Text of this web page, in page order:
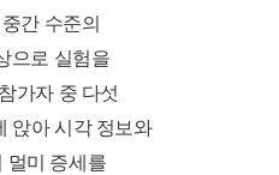
간 수준의
으로 실험을
가자 중 다섯
앉아 시각 정보와
멀미 증세를